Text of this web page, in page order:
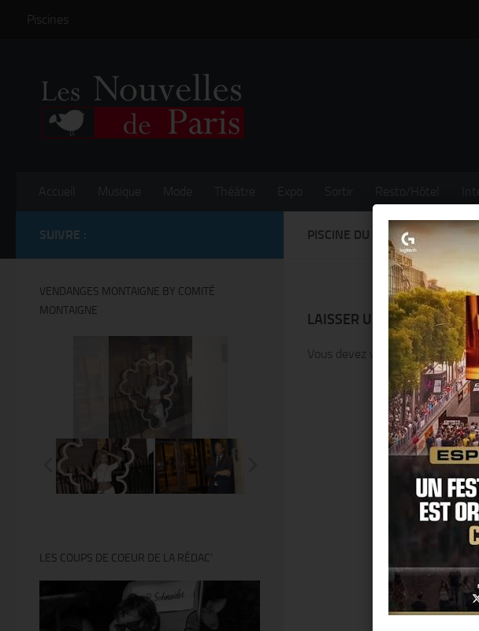
Skip to content
Piscines
Accueil Musique Mode Théâtre Expo Sortir Resto/Hôtel
PISCINE DU 8 ÈME
LAISSER UN COMMENTAIRE
Vous devez vous connecterpour
SUIVRE :
VENDANGES MONTAIGNE BY COMITÉ
MONTAIGNE
LES COUPS DE COEUR DE LA RÉDAC’